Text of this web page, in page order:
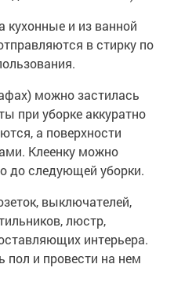
кухонные и из ванной
в стирку по
можно застилась
при уборке аккуратно
а поверхности
Клеенку можно
до следующей уборки.
выключателей,
люстр,
интерьера.
и провести на нем